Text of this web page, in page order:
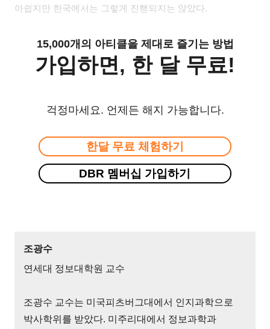
아쉽지만 한국에서는 그렇게 진행되지는 않았다.
15,000개의 아티클을 제대로 즐기는 방법
가입하면, 한 달 무료!
걱정마세요. 언제든 해지 가능합니다.
한달 무료 체험하기
DBR 멤버십 가입하기
조광수
연세대 정보대학원 교수
조광수 교수는 미국피츠버그대에서 인지과학으로
박사학위를 받았다. 미주리대에서 정보과학과